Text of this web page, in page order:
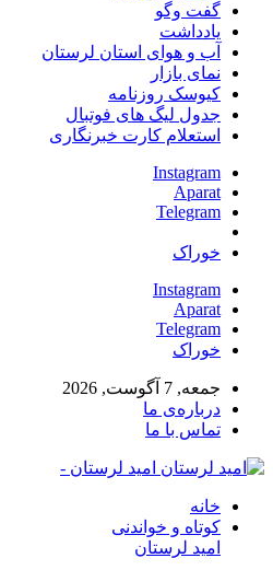
گفت وگو
یادداشت
آب و هوای استان لرستان
نمای بازار
کیوسک روزنامه
جدول لیگ های فوتبال
استعلام کارت خبرنگاری
Instagram
Aparat
Telegram
خوراک
Instagram
Aparat
Telegram
خوراک
جمعه, 7 آگوست, 2026
درباره‌ی ما
تماس با ما
امید لرستان -
خانه
کوتاه و خواندنی
امید لرستان